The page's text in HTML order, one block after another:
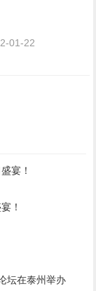
01-22
宴！
！
坛在泰州举办